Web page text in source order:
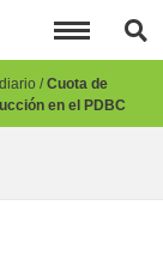
Cuota de
en el PDBC